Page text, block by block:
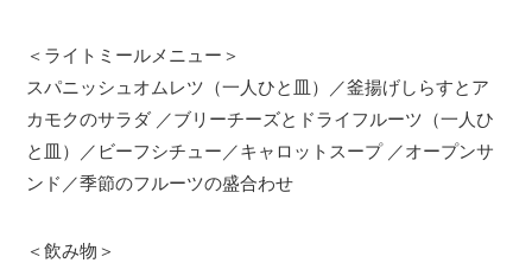
＜ライトミールメニュー＞
スパニッシュオムレツ（一人ひと皿）／釜揚げしらすとア
カモクのサラダ ／ブリーチーズとドライフルーツ（一人ひ
と皿）／ビーフシチュー／キャロットスープ ／オープンサ
ンド／季節のフルーツの盛合わせ
＜飲み物＞